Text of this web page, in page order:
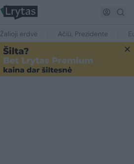
Žalioji erdvė Ačiū, Prezidente